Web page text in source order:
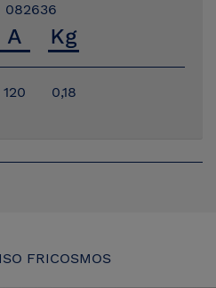
082636
120 0,18
FRICOSMOS